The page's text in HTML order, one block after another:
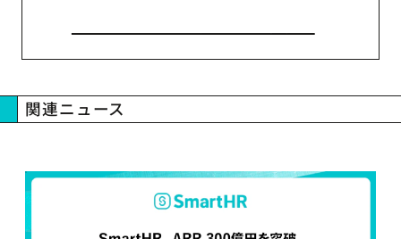
関連ニュース